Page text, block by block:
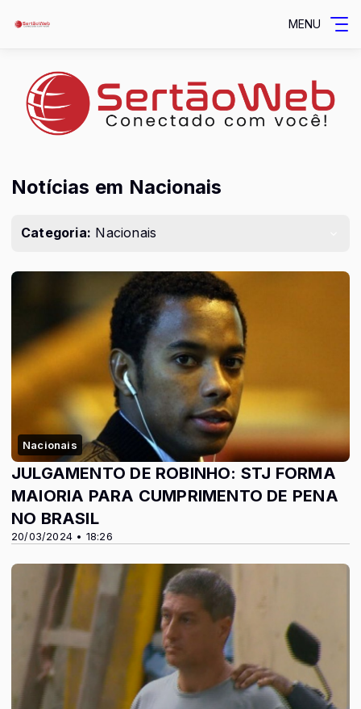
MENU
Notícias em Nacionais
Categoria: Nacionais
Nacionais
20/03/2024 • 18:26
JULGAMENTO DE ROBINHO: STJ FORMA
MAIORIA PARA CUMPRIMENTO DE PENA
NO BRASIL